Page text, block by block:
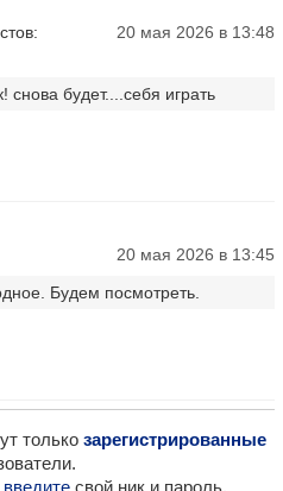
20 мая 2026 в 13:48
снова будет....себя играть
20 мая 2026 в 13:45
Будем посмотреть.
только зарегистрированные
введитесвой ник и пароль.